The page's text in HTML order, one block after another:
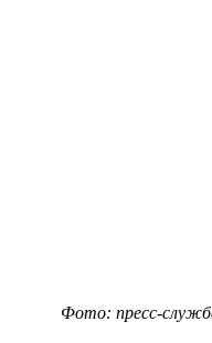
Фото: пресс-